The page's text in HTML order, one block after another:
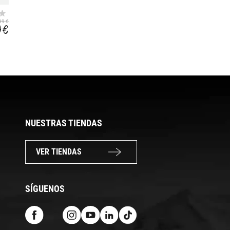
€
€
NUESTRAS TIENDAS
VER TIENDAS
SÍGUENOS